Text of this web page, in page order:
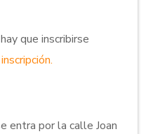
que inscribirse
entra por la calle Joan